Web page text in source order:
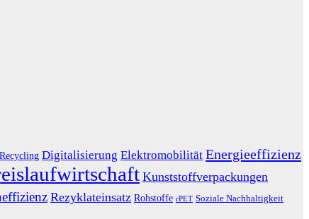
Digitalisierung Elektromobilität Energieeffizienz
Kunststoffverpackungen
Rezyklateinsatz Rohstoffe rPET Soziale Nachhaltigkeit